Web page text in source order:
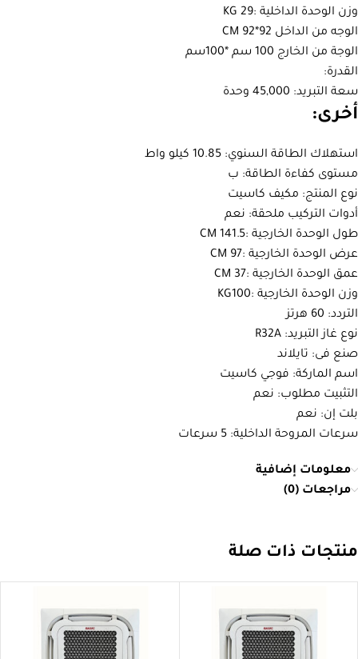
وزن الوحدة الداخلية :29 KG
الوجه من الداخل 92*92 CM
الوجة من الخارج 100 سم *100سم
القدرة:
سعة التبريد: 45,000 وحدة
أخرى:
استهلاك الطاقة السنوي: 10.85 كيلو واط
مستوى كفاءة الطاقة: ب
نوع المنتج: مكيف كاسيت
أدوات التركيب ملحقة: نعم
طول الوحدة الخارجية :141.5 CM
عرض الوحدة الخارجية :97 CM
عمق الوحدة الخارجية :37 CM
وزن الوحدة الخارجية :KG100
التردد: 60 هرتز
نوع غاز التبريد: R32A
صنع فى: تايلاند
اسم الماركة: فوجي كاسيت
التثبيت مطلوب: نعم
بلت إن: نعم
سرعات المروحة الداخلية: 5 سرعات
معلومات إضافية
مراجعات (0)
منتجات ذات صلة